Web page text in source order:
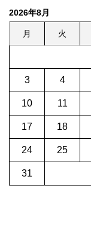
2026年8月
月 火
3 4
10 11
17 18
24 25
31